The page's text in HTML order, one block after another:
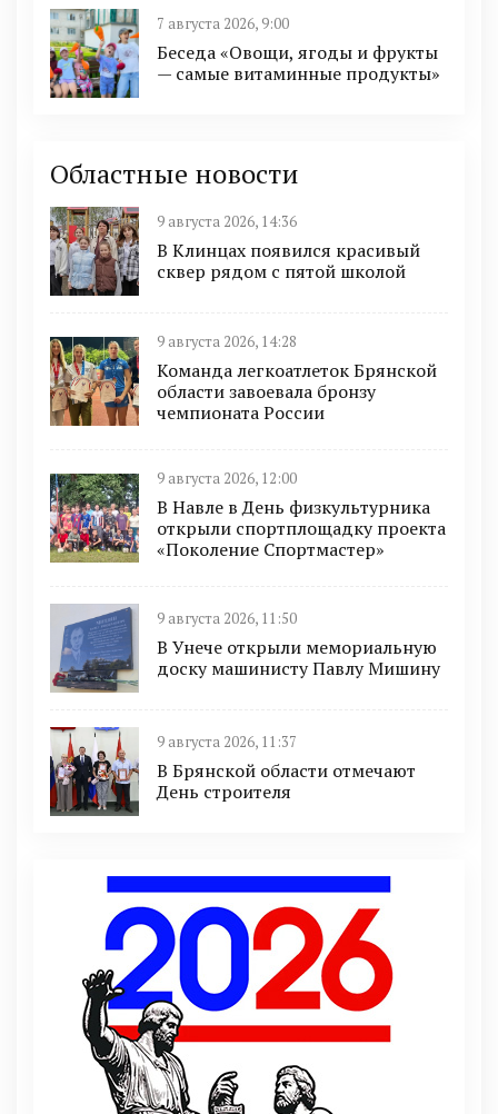
7 августа 2026, 9:00
Беседа «Овощи, ягоды и фрукты
— самые витаминные продукты»
Областные новости
9 августа 2026, 14:36
В Клинцах появился красивый
сквер рядом с пятой школой
9 августа 2026, 14:28
Команда легкоатлеток Брянской
области завоевала бронзу
чемпионата России
9 августа 2026, 12:00
В Навле в День физкультурника
открыли спортплощадку проекта
«Поколение Спортмастер»
9 августа 2026, 11:50
В Унече открыли мемориальную
доску машинисту Павлу Мишину
9 августа 2026, 11:37
В Брянской области отмечают
День строителя